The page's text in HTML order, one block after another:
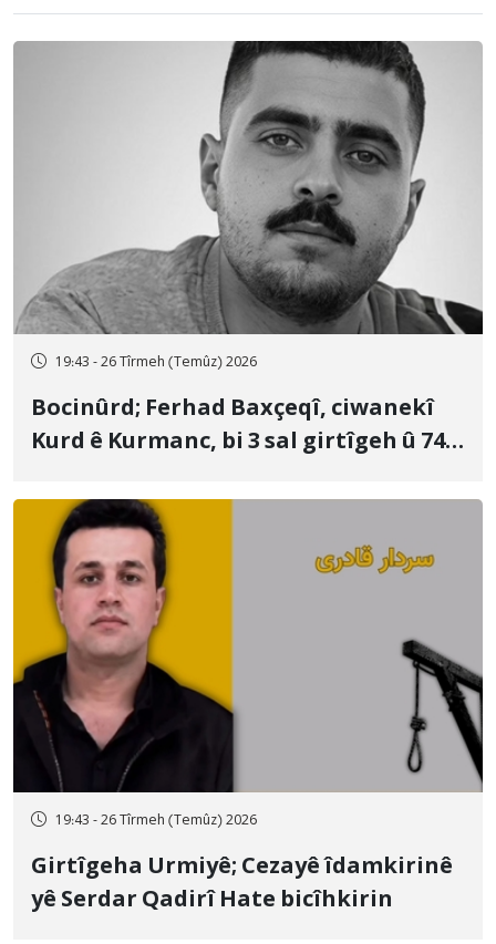
19:43 - 26 Tîrmeh (Temûz) 2026
Bocinûrd; Ferhad Baxçeqî, ciwanekî
Kurd ê Kurmanc, bi 3 sal girtîgeh û 74
19:43 - 26 Tîrmeh (Temûz) 2026
Girtîgeha Urmiyê; Cezayê îdamkirinê
yê Serdar Qadirî Hate bicîhkirin